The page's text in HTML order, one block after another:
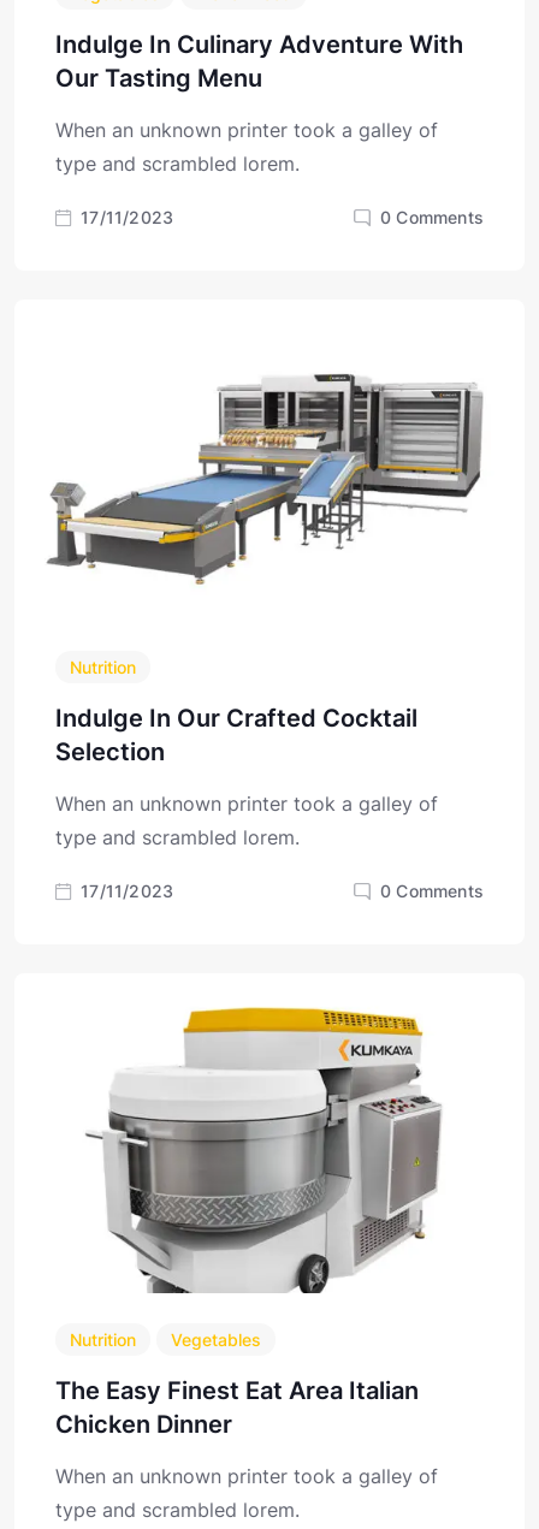
Indulge In Culinary Adventure With
Our Tasting Menu
When an unknown printer took a galley of
type and scrambled lorem.
17/11/2023 0 Comments
Nutrition
Indulge In Our Crafted Cocktail
Selection
When an unknown printer took a galley of
type and scrambled lorem.
17/11/2023 0 Comments
Nutrition Vegetables
The Easy Finest Eat Area Italian
Chicken Dinner
When an unknown printer took a galley of
type and scrambled lorem.